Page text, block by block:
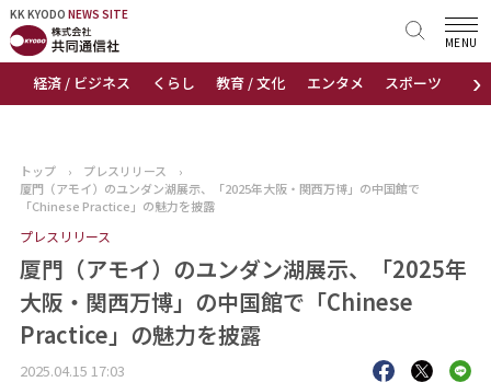
KK KYODO NEWS SITE
›
経済 / ビジネス くらし 教育 / 文化 エンタメ スポーツ 地域
MENU
KK KYODONEWS SITE
トップページ
ニュース
おすすめコンテンツ
出版物
会社概要
トップ › プレスリリース
›
厦門（アモイ）のユンダン湖展示、「2025年大阪・関西万博」の中国館で
「Chinese Practice」の魅力を披露
プレスリリース
厦門（アモイ）のユンダン湖展示、「2025年
大阪・関西万博」の中国館で「Chinese
Practice」の魅力を披露
2025.04.15 17:03